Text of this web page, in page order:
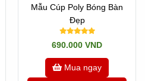
Mẫu Cúp Poly Bóng Bàn
Đẹp
690.000 VND
Mua ngay